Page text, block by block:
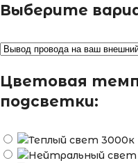
Выберите
Цветовая
подсветки: